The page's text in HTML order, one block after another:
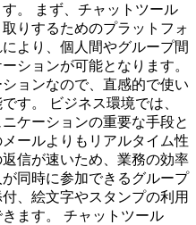
。 まず、チャットツール
りするためのプラットフォ
より、個人間やグループ間
ションが可能となります。
ョンなので、直感的で使い
す。 ビジネス環境では、
ケーションの重要な手段と
ールよりもリアルタイム性
信が速いため、業務の効率
同時に参加できるグループ
、絵文字やスタンプの利用
ます。 チャットツール